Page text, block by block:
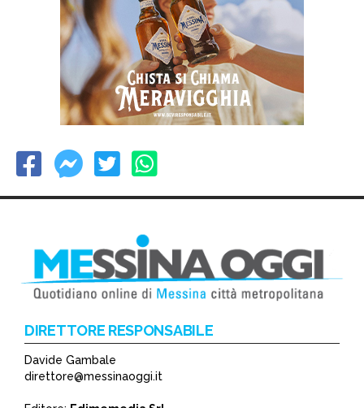
DIRETTORE RESPONSABILE
Davide Gambale
direttore@messinaoggi.it